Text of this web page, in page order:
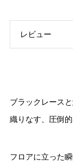
レビュー
レビュー
上に表示
ブラックレース
織りなす、圧倒
フロアに立った